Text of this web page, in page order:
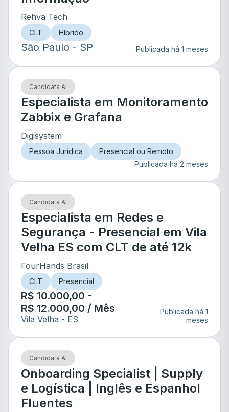
Rehva Tech
CLT Híbrido
São Paulo - SP Publicada há 1 meses
Candidata AI
Especialista em Monitoramento
Zabbix e Grafana
Digisystem
Pessoa Jurídica
Presencial ou Remoto
Publicada há 2 meses
Candidata AI
Especialista em Redes e
Segurança - Presencial em Vila
Velha ES com CLT de até 12k
FourHands Brasil
CLT Presencial
R$ 10.000,00 -
R$ 12.000,00 / Mês
Vila Velha - ES
Publicada há 1
meses
Candidata AI
Onboarding Specialist | Supply
e Logística | Inglês e Espanhol
Fluentes